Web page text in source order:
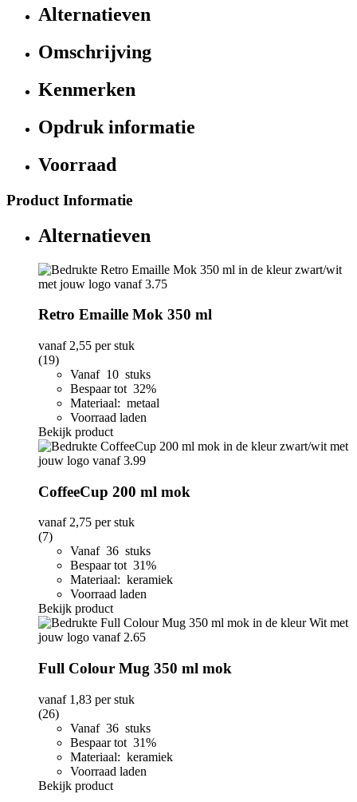
Alternatieven
Omschrijving
Kenmerken
Opdruk informatie
Voorraad
Product Informatie
Alternatieven
Retro Emaille Mok 350 ml
vanaf 2,55 per stuk
(19)
Vanaf 10 stuks
Bespaar tot 32%
Materiaal: metaal
Voorraad laden
Bekijk product
CoffeeCup 200 ml mok
vanaf2,75 per stuk
(7)
Vanaf 36 stuks
Bespaar tot 31%
Materiaal: keramiek
Voorraad laden
Bekijk product
Full Colour Mug 350 ml mok
vanaf 1,83 per stuk
(26)
Vanaf 36 stuks
Bespaar tot 31%
Materiaal: keramiek
Voorraad laden
Bekijk product